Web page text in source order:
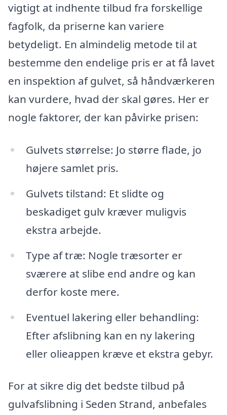
vigtigt at indhente tilbud fra forskellige
fagfolk, da priserne kan variere
betydeligt. En almindelig metode til at
bestemme den endelige pris er at få lavet
en inspektion af gulvet, så håndværkeren
kan vurdere, hvad der skal gøres. Her er
nogle faktorer, der kan påvirke prisen:
Gulvets størrelse: Jo større flade, jo
højere samlet pris.
Gulvets tilstand: Et slidte og
beskadiget gulv kræver muligvis
ekstra arbejde.
Type af træ: Nogle træsorter er
sværere at slibe end andre og kan
derfor koste mere.
Eventuel lakering eller behandling:
Efter afslibning kan en ny lakering
eller olieappen kræve et ekstra gebyr.
For at sikre dig det bedste tilbud på
gulvafslibning i Seden Strand, anbefales